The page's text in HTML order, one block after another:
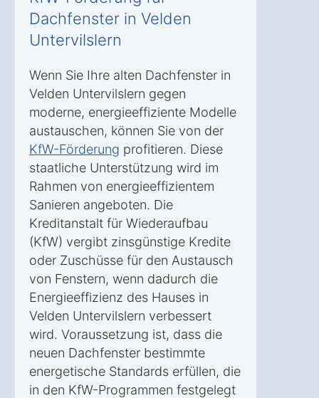
Dachfenster in Velden
Untervilslern
Wenn Sie Ihre alten Dachfenster in
Velden Untervilslern gegen
moderne, energieeffiziente Modelle
austauschen, können Sie von der
KfW-Förderung profitieren. Diese
staatliche Unterstützung wird im
Rahmen von energieeffizientem
Sanieren angeboten. Die
Kreditanstalt für Wiederaufbau
(KfW) vergibt zinsgünstige Kredite
oder Zuschüsse für den Austausch
von Fenstern, wenn dadurch die
Energieeffizienz des Hauses in
Velden Untervilslern verbessert
wird. Voraussetzung ist, dass die
neuen Dachfenster bestimmte
energetische Standards erfüllen, die
in den KfW-Programmen festgelegt